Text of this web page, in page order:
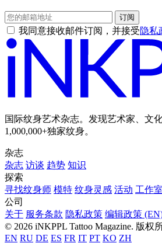
订阅
我同意接收邮件订阅，并接受隐私
国际纹身艺术杂志。发现艺术家、文
1,000,000+独家纹身。
杂志
杂志 访谈 趋势 知识
探索
寻找纹身师 模特 纹身灵感 活动 工作室
公司
关于 服务条款 隐私政策 编辑政策
© 2026 iNKPPL Tattoo Magazine. 版权
EN RU DE ES FR IT PT KO ZH